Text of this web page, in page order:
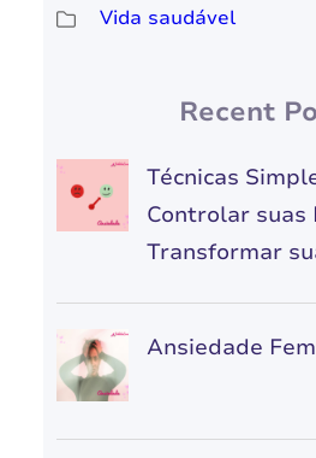
Vida saudável
Recent
Técnicas
Controlar suas
Transformar
Ansiedade